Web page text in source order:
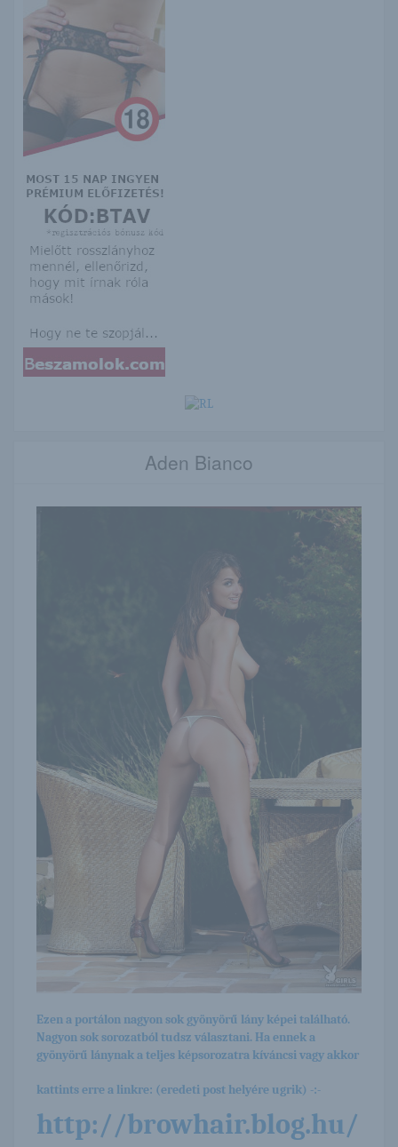
Aden Bianco
Ezen a portálon nagyon sok gyönyörű lány képei található.
Nagyon sok sorozatból tudsz választani. Ha ennek a
gyönyörű lánynak a teljes képsorozatra kíváncsi vagy akkor
kattints erre a linkre: (eredeti post helyére ugrik) -:-
http://browhair.blog.hu/